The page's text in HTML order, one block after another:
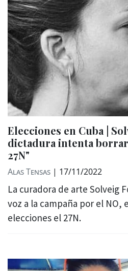
Elecciones en Cuba |
dictadura intenta
27N"
Alas Tensas | 17/11/2022
La curadora de arte Solveig
voz a la campaña por el NO,
elecciones el 27N.